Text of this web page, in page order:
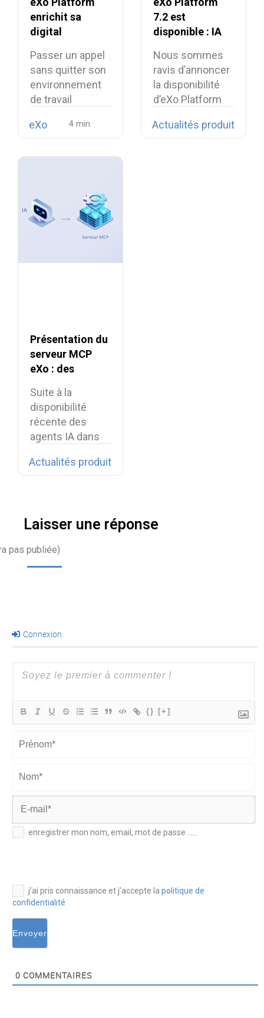
enrichit sa
digital
la softphonie
open source
Linphone
Passer un appel
sans quitter son
environnement
de travail
désormais…
eXo
7.2 est
disponible : IA
digital
workplace plus
unifiée
Nous sommes
ravis d’annoncer
la disponibilité
d’eXo Platform
Actualités produit
Présentation du
serveur MCP
eXo : des
sécurisées pour
la digital
workplace
Suite à la
disponibilité
récente des
agents IA dans
nous…
Actualités produit
Laisser une réponse
pas publiée)
Connexion
{} [+]
Nom*
E-
mail*
enregistrer mon nom, email, mot de passe ......
j’ai pris connaissance et j’accepte la politique de
confidentialité
0 COMMENTAIRES